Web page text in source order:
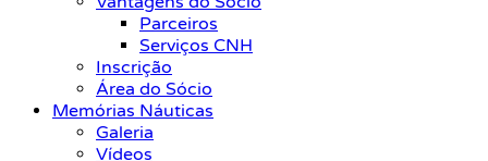
Parceiros
Serviços CNH
Inscrição
Área do Sócio
Memórias Náuticas
Galeria
Vídeos